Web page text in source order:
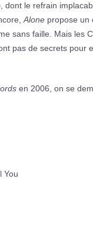
, dont le refrain
Alone propose un
sans faille. Mais les
pas de secrets pour
en 2006, on se
You